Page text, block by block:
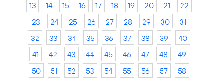
13
14 15 16 17 18 19 20 21
22
23
24 25 26 27 28 29 30
31
32
33 34 35 36 37 38 39
40
41
42 43 44 45 46 47 48
49
50
51 52 53 54 55 56 57
58